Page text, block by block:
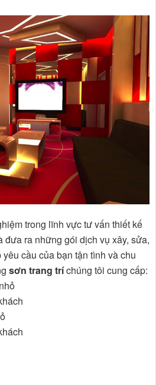
trong lĩnh vực tư vấn thiết kế
đưa ra những gói dịch vụ xây, sửa,
cầu của bạn tận tình và chu
sơn trang tríchúng tôi cung cấp: